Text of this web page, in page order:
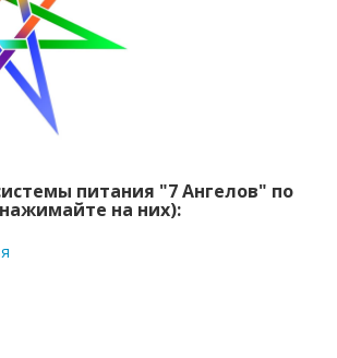
питания "7 Ангелов" по
на них):